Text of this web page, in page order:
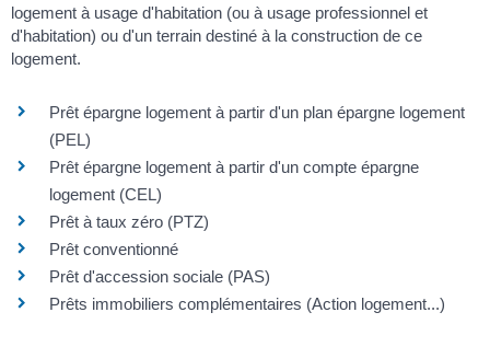
logement à usage d'habitation (ou à usage professionnel et
d'habitation) ou d'un terrain destiné à la construction de ce
logement.
Prêt épargne logement à partir d'un plan épargne logement
(PEL)
Prêt épargne logement à partir d'un compte épargne
logement (CEL)
Prêt à taux zéro (PTZ)
Prêt conventionné
Prêt d'accession sociale (PAS)
Prêts immobiliers complémentaires (Action logement...)